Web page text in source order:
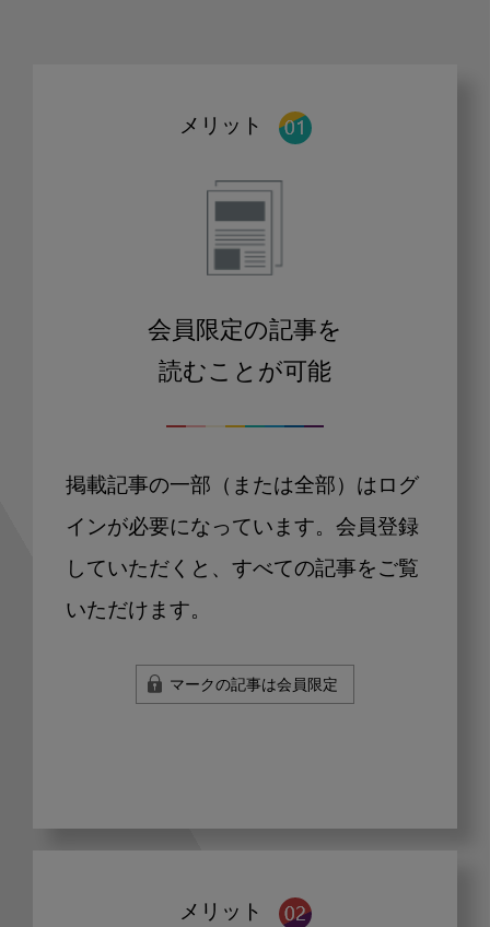
メリット
会員限定の記事を
読むことが可能
掲載記事の一部（または全部）はログ
インが必要になっています。会員登録
していただくと、すべての記事をご覧
いただけます。
マークの記事は会員限定
メリット